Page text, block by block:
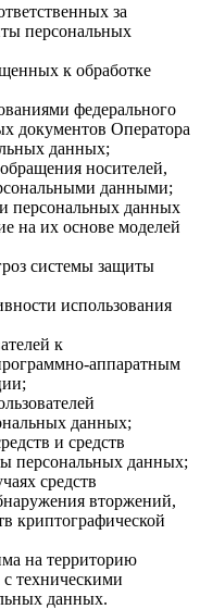
за
персональных
к обработке
федерального
документов Оператора
данных;
носителей,
данными;
персональных данных
на их основе моделей
системы защиты
использования
к
аппаратным
данных;
и средств
персональных данных;
средств
вторжений,
криптографической
на территорию
техническими
данных.